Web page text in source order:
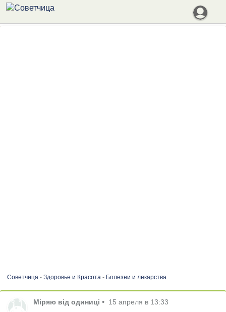
Советчица- Здоровье и Красота- Болезни и лекарства
Міряю від одиниці • 15 апреля в 13:33